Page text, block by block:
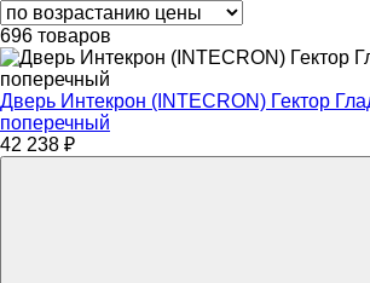
696 товаров
Дверь Интекрон (INTECRON) Гектор
поперечный
42 238 ₽